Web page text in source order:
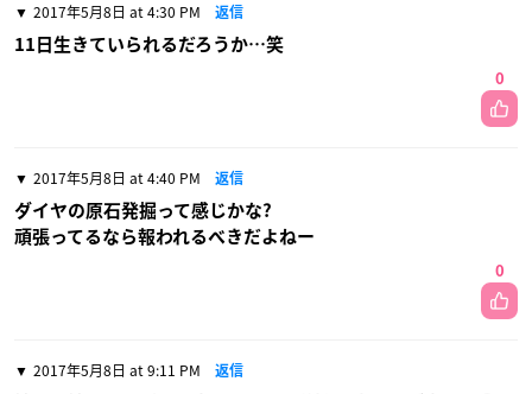
2017年5月8日 at 4:30 PM 返信
11日生きていられるだろうか…笑
0
2017年5月8日 at 4:40 PM 返信
ダイヤの原石発掘って感じかな?
頑張ってるなら報われるべきだよねー
0
2017年5月8日 at 9:11 PM 返信